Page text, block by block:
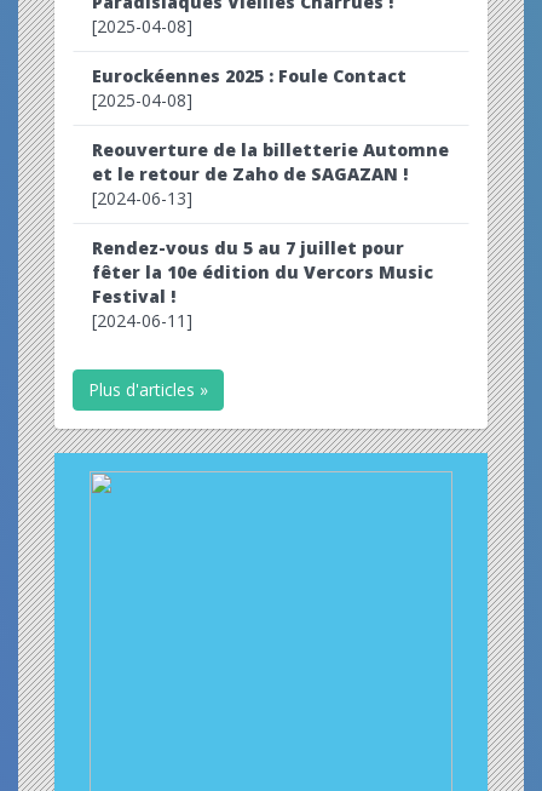
[2025-04-08]
Eurockéennes 2025 : Foule Contact
[2025-04-08]
Reouverture de la billetterie Automne
et le retour de Zaho de SAGAZAN !
[2024-06-13]
Rendez-vous du 5 au 7 juillet pour
fêter la 10e édition du Vercors Music
Festival !
[2024-06-11]
Plus d'articles »